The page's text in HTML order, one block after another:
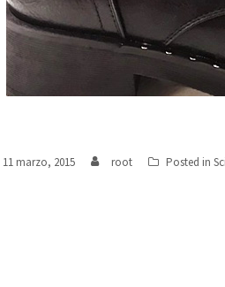
11 marzo, 2015 root Posted in